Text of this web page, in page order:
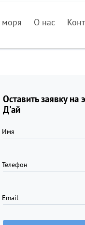
моря О нас
Оставить заявку на
Д'ай
Имя
Телефон
Email